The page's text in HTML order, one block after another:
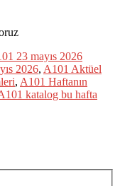
23 mayıs 2026
2026, A101 Aktüel
, A101 Haftanın
katalog bu hafta